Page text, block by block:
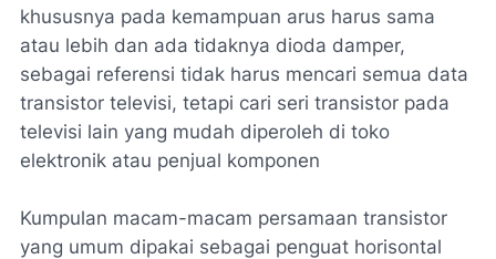
khususnya pada kemampuan arus harus sama
atau lebih dan ada tidaknya dioda damper,
sebagai referensi tidak harus mencari semua data
transistor televisi, tetapi cari seri transistor pada
televisi lain yang mudah diperoleh di toko
elektronik atau penjual komponen
Kumpulan macam-macam persamaan transistor
yang umum dipakai sebagai penguat horisontal